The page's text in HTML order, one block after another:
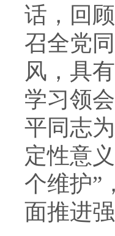
话，回
召全党
风，具
学习领
平同志
定性意
个维护”
面推进